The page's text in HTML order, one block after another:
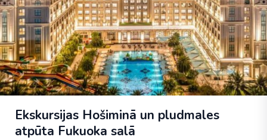
Ekskursijas Hošiminā un pludmales
atpūta Fukuoka salā